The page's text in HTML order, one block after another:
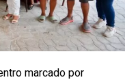
con cobertura
del 12% de la
reforzar la
marcado por